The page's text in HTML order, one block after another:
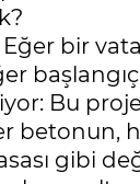
bir
Bu
betonun,
gibi